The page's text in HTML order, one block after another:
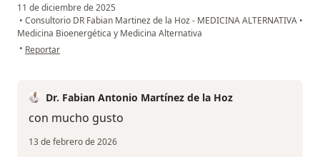
11 de diciembre de 2025
• Consultorio DR Fabian Martinez de la Hoz - MEDICINA ALTERNATIVA •
Medicina Bioenergética y Medicina Alternativa
• en opinión del usuario Melba Collazos
Reportar
Dr. Fabian Antonio Martínez de la Hoz
con mucho gusto
13 de febrero de 2026